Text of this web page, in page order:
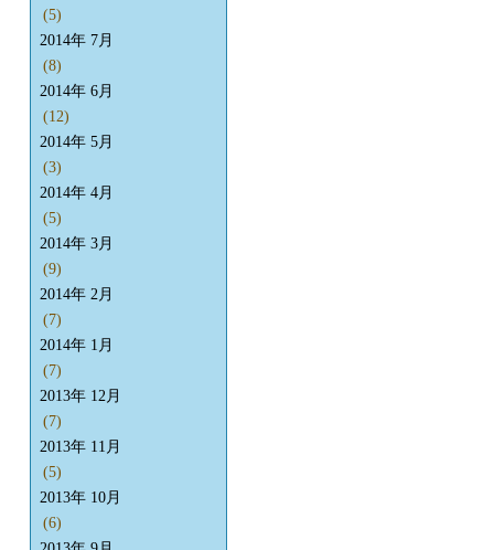
(5)
2014年 7月
(8)
2014年 6月
(12)
2014年 5月
(3)
2014年 4月
(5)
2014年 3月
(9)
2014年 2月
(7)
2014年 1月
(7)
2013年 12月
(7)
2013年 11月
(5)
2013年 10月
(6)